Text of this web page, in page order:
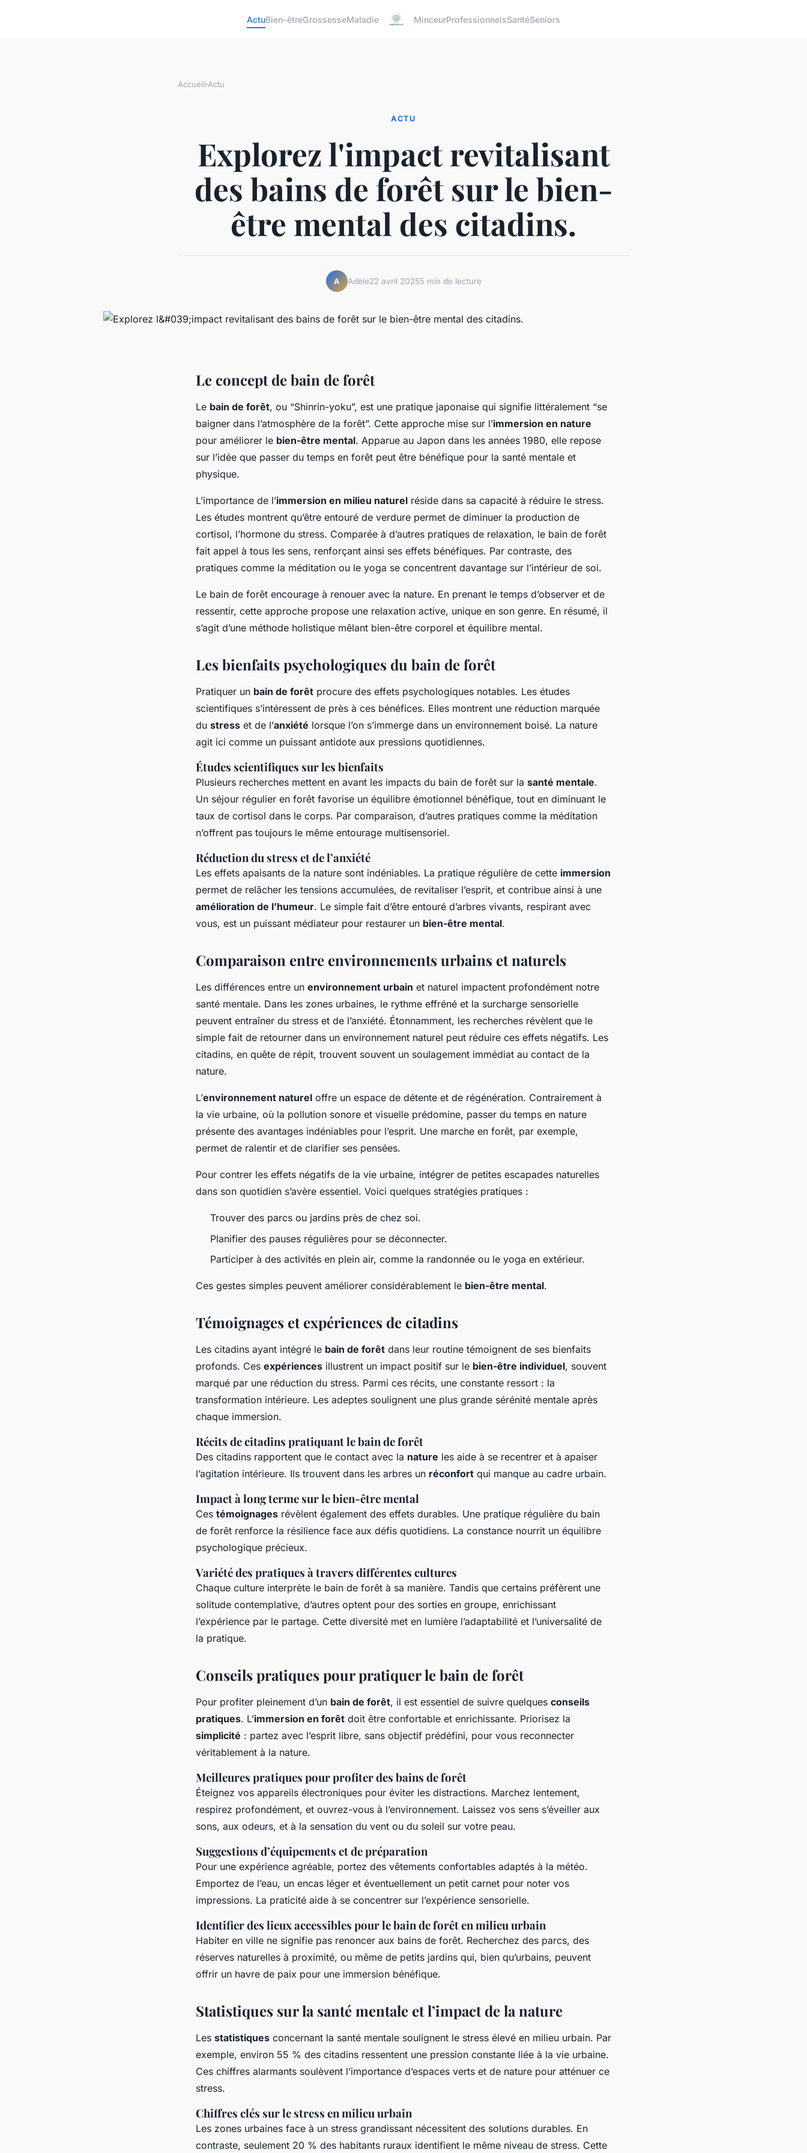
ActuBien-êtreGrossesseMaladie MinceurProfessionnelsSantéSeniors
Accueil›Actu
ACTU
Explorez l'impact revitalisant
des bains de forêt sur le bien-
être mental des citadins.
A Adèle22 avril 20255 min de lecture
Le concept de bain de forêt
Le bain de forêt, ou “Shinrin-yoku”, est une pratique japonaise qui signifie littéralement “se
baigner dans l’atmosphère de la forêt”. Cette approche mise sur l’immersion en nature
pour améliorer le bien-être mental. Apparue au Japon dans les années 1980, elle repose
sur l’idée que passer du temps en forêt peut être bénéfique pour la santé mentale et
physique.
L’importance de l’immersion en milieu naturel réside dans sa capacité à réduire le stress.
Les études montrent qu’être entouré de verdure permet de diminuer la production de
cortisol, l’hormone du stress. Comparée à d’autres pratiques de relaxation, le bain de forêt
fait appel à tous les sens, renforçant ainsi ses effets bénéfiques. Par contraste, des
pratiques comme la méditation ou le yoga se concentrent davantage sur l’intérieur de soi.
Le bain de forêt encourage à renouer avec la nature. En prenant le temps d’observer et de
ressentir, cette approche propose une relaxation active, unique en son genre. En résumé, il
s’agit d’une méthode holistique mêlant bien-être corporel et équilibre mental.
Les bienfaits psychologiques du bain de forêt
Pratiquer un bain de forêt procure des effets psychologiques notables. Les études
scientifiques s’intéressent de près à ces bénéfices. Elles montrent une réduction marquée
du stress et de l’anxiété lorsque l’on s’immerge dans un environnement boisé. La nature
agit ici comme un puissant antidote aux pressions quotidiennes.
Études scientifiques sur les bienfaits
Plusieurs recherches mettent en avant les impacts du bain de forêt sur la santé mentale.
Un séjour régulier en forêt favorise un équilibre émotionnel bénéfique, tout en diminuant le
taux de cortisol dans le corps. Par comparaison, d’autres pratiques comme la méditation
n’offrent pas toujours le même entourage multisensoriel.
Réduction du stress et de l’anxiété
Les effets apaisants de la nature sont indéniables. La pratique régulière de cette immersion
permet de relâcher les tensions accumulées, de revitaliser l’esprit, et contribue ainsi à une
amélioration de l’humeur. Le simple fait d’être entouré d’arbres vivants, respirant avec
vous, est un puissant médiateur pour restaurer un bien-être mental.
Comparaison entre environnements urbains et naturels
Les différences entre un environnement urbain et naturel impactent profondément notre
santé mentale. Dans les zones urbaines, le rythme effréné et la surcharge sensorielle
peuvent entraîner du stress et de l’anxiété. Étonnamment, les recherches révèlent que le
simple fait de retourner dans un environnement naturel peut réduire ces effets négatifs. Les
citadins, en quête de répit, trouvent souvent un soulagement immédiat au contact de la
nature.
L’environnement naturel offre un espace de détente et de régénération. Contrairement à
la vie urbaine, où la pollution sonore et visuelle prédomine, passer du temps en nature
présente des avantages indéniables pour l’esprit. Une marche en forêt, par exemple,
permet de ralentir et de clarifier ses pensées.
Pour contrer les effets négatifs de la vie urbaine, intégrer de petites escapades naturelles
dans son quotidien s’avère essentiel. Voici quelques stratégies pratiques :
Trouver des parcs ou jardins près de chez soi.
Planifier des pauses régulières pour se déconnecter.
Participer à des activités en plein air, comme la randonnée ou le yoga en extérieur.
Ces gestes simples peuvent améliorer considérablement le bien-être mental.
Témoignages et expériences de citadins
Les citadins ayant intégré le bain de forêt dans leur routine témoignent de ses bienfaits
profonds. Ces expériences illustrent un impact positif sur le bien-être individuel, souvent
marqué par une réduction du stress. Parmi ces récits, une constante ressort : la
transformation intérieure. Les adeptes soulignent une plus grande sérénité mentale après
chaque immersion.
Récits de citadins pratiquant le bain de forêt
Des citadins rapportent que le contact avec la nature les aide à se recentrer et à apaiser
l’agitation intérieure. Ils trouvent dans les arbres un réconfort qui manque au cadre urbain.
Impact à long terme sur le bien-être mental
Ces témoignages révèlent également des effets durables. Une pratique régulière du bain
de forêt renforce la résilience face aux défis quotidiens. La constance nourrit un équilibre
psychologique précieux.
Variété des pratiques à travers différentes cultures
Chaque culture interprète le bain de forêt à sa manière. Tandis que certains préfèrent une
solitude contemplative, d’autres optent pour des sorties en groupe, enrichissant
l’expérience par le partage. Cette diversité met en lumière l’adaptabilité et l’universalité de
la pratique.
Conseils pratiques pour pratiquer le bain de forêt
Pour profiter pleinement d’un bain de forêt, il est essentiel de suivre quelques conseils
pratiques. L’immersion en forêt doit être confortable et enrichissante. Priorisez la
simplicité : partez avec l’esprit libre, sans objectif prédéfini, pour vous reconnecter
véritablement à la nature.
Meilleures pratiques pour profiter des bains de forêt
Éteignez vos appareils électroniques pour éviter les distractions. Marchez lentement,
respirez profondément, et ouvrez-vous à l’environnement. Laissez vos sens s’éveiller aux
sons, aux odeurs, et à la sensation du vent ou du soleil sur votre peau.
Suggestions d’équipements et de préparation
Pour une expérience agréable, portez des vêtements confortables adaptés à la météo.
Emportez de l’eau, un encas léger et éventuellement un petit carnet pour noter vos
impressions. La praticité aide à se concentrer sur l’expérience sensorielle.
Identifier des lieux accessibles pour le bain de forêt en milieu urbain
Habiter en ville ne signifie pas renoncer aux bains de forêt. Recherchez des parcs, des
réserves naturelles à proximité, ou même de petits jardins qui, bien qu’urbains, peuvent
offrir un havre de paix pour une immersion bénéfique.
Statistiques sur la santé mentale et l’impact de la nature
Les statistiques concernant la santé mentale soulignent le stress élevé en milieu urbain. Par
exemple, environ 55 % des citadins ressentent une pression constante liée à la vie urbaine.
Ces chiffres alarmants soulèvent l’importance d’espaces verts et de nature pour atténuer ce
stress.
Chiffres clés sur le stress en milieu urbain
Les zones urbaines face à un stress grandissant nécessitent des solutions durables. En
contraste, seulement 20 % des habitants ruraux identifient le même niveau de stress. Cette